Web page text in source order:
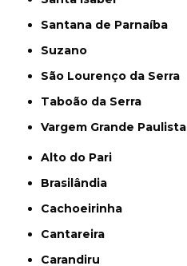
Santana de Parnaíba
Suzano
São Lourenço da Serra
Taboão da Serra
Vargem Grande Paulista
Alto do Pari
Brasilândia
Cachoeirinha
Cantareira
Carandiru